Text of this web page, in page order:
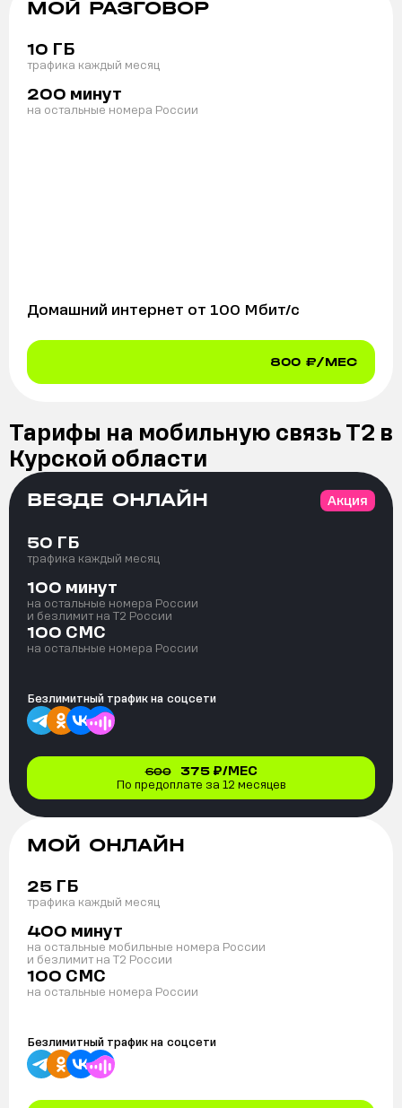
МОЙ РАЗГОВОР
10 ГБ
трафика каждый месяц
200 минут
на остальные номера России
Домашний интернет от 100 Мбит/с
800 ₽/МЕС
Тарифы на мобильную связь Т2 в
Курской области
ВЕЗДЕ ОНЛАЙН Акция
50 ГБ
трафика каждый месяц
100 минут
на остальные номера России
и безлимит на T2 России
100 СМС
на остальные номера России
Безлимитный трафик на соцсети
600 375₽/МЕС
По предоплате за 12 месяцев
МОЙ ОНЛАЙН
25 ГБ
трафика каждый месяц
400 минут
на остальные мобильные номера России
и безлимит на T2 России
100 СМС
на остальные номера России
Безлимитный трафик на соцсети